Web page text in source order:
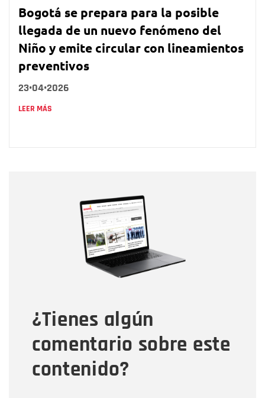
Bogotá se prepara para la posible
llegada de un nuevo fenómeno del
Niño y emite circular con lineamientos
preventivos
23•04•2026
LEER MÁS
¿Tienes algún
comentario sobre este
contenido?
Correo electrónico
Tipo de comentario
Mensaje